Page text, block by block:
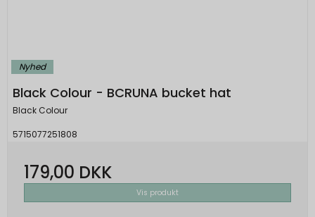
Nyhed
Black Colour - BCRUNA bucket hat
Black Colour
5715077251808
179,00 DKK
Vis produkt